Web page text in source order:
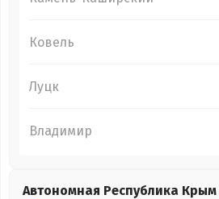
Ковель
Луцк
Владимир
Автономная Республика Крым